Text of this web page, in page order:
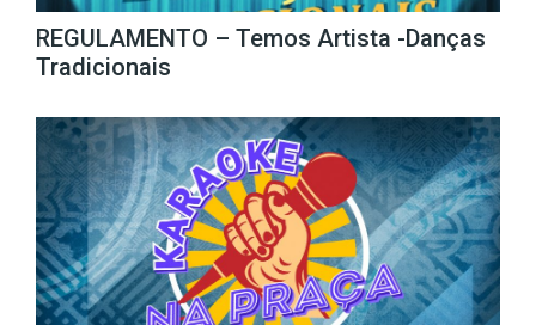
REGULAMENTO – Temos Artista -Danças
Tradicionais